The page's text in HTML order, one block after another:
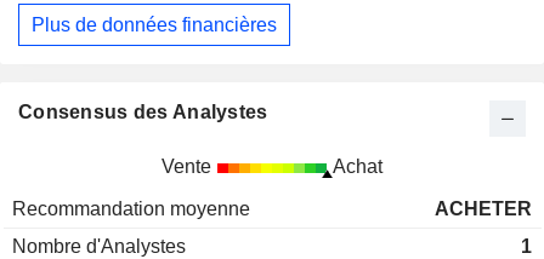
Plus de données financières
Consensus des Analystes
Vente Achat
Recommandation moyenne
ACHETER
Nombre d'Analystes
1